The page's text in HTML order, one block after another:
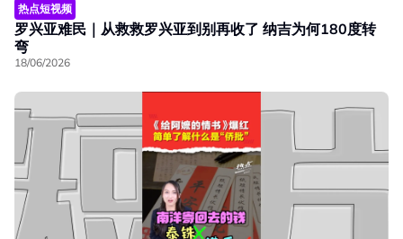
热点短视频
罗兴亚难民｜从救救罗兴亚到别再收了 纳吉为何180度转
弯
18/06/2026